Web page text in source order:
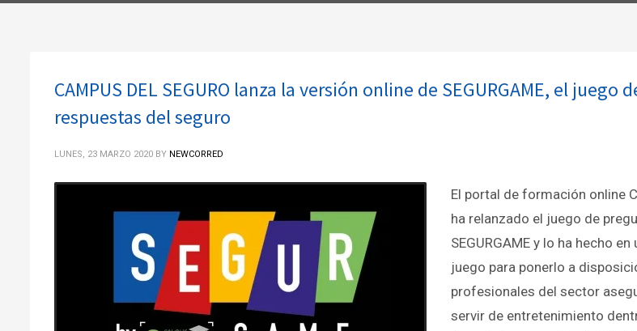
CAMPUS DEL SEGURO lanza la versión online de SEGURGAME, el juego
respuestas del seguro
LUNES, 23 MARZO 2020 BY NEWCORRED
El portal de formación online
ha relanzado el juego de
SEGURGAME y lo ha hecho
juego para ponerlo a
profesionales del sector
servir de entretenimiento